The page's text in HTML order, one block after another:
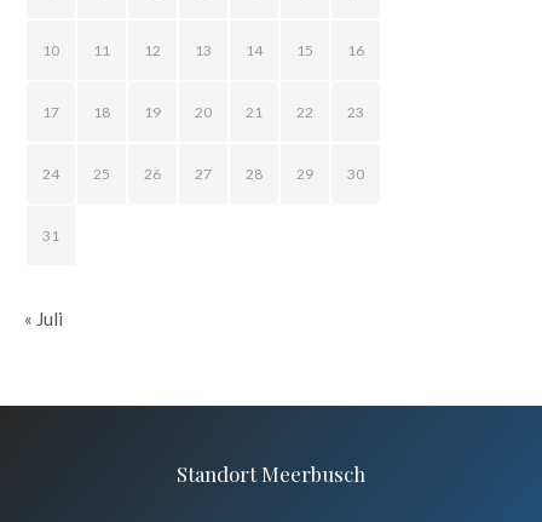
10 11 12 13 14 15 16
17 18 19 20 21 22 23
24 25 26 27 28 29 30
31
« Juli
Standort Meerbusch